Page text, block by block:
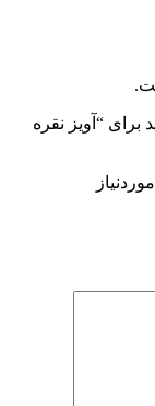
برای “آویز نقره